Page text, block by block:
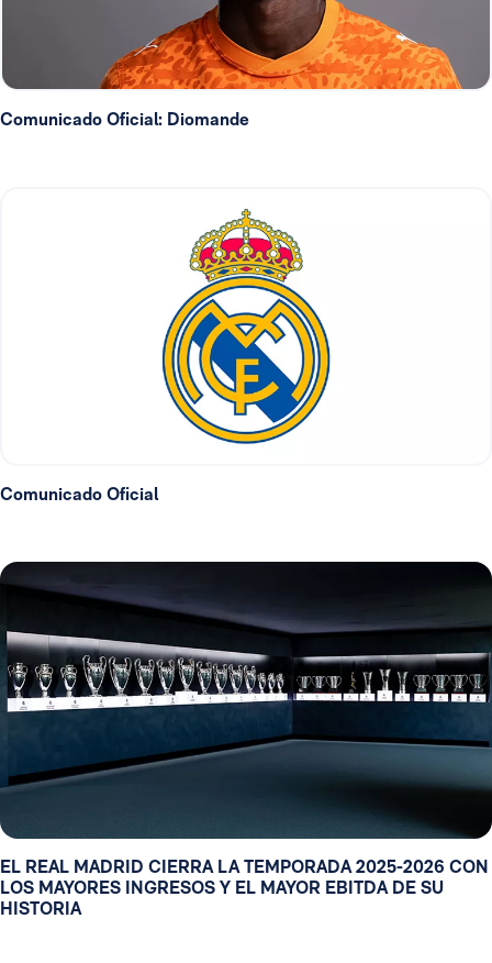
Comunicado Oficial: Diomande
Comunicado Oficial
EL REAL MADRID CIERRA LA TEMPORADA 2025-2026 CON
LOS MAYORES INGRESOS Y EL MAYOR EBITDA DE SU
HISTORIA